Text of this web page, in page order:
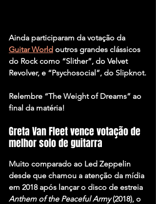
Ainda participaram da votação da
Guitar World outros grandes clássicos
do Rock como “Slither”, do Velvet
Revolver, e “Psychosocial”, do Slipknot.
Relembre “The Weight of Dreams” ao
final da matéria!
Greta Van Fleet vence votação de
melhor solo de guitarra
Muito comparado ao Led Zeppelin
desde que chamou a atenção da mídia
em 2018 após lançar o disco de estreia
Anthem of the Peaceful Army (2018), o